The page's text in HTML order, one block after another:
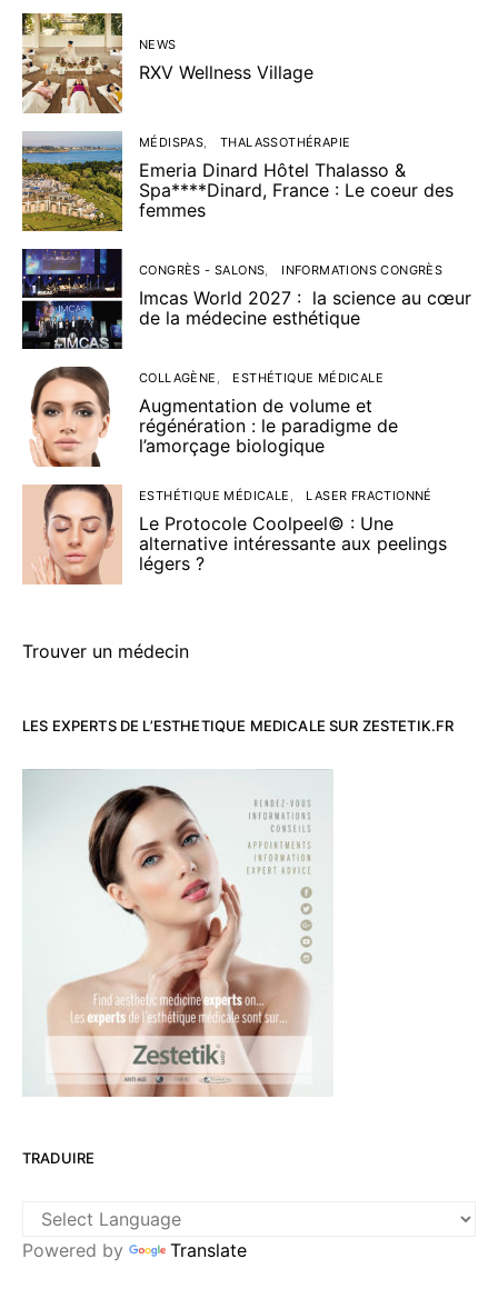
NEWS
RXV Wellness Village
MÉDISPAS THALASSOTHÉRAPIE
Emeria Dinard Hôtel Thalasso &
Spa****Dinard, France : Le coeur des
femmes
CONGRÈS - SALONS INFORMATIONS CONGRÈS
Imcas World 2027 : la science au cœur
de la médecine esthétique
COLLAGÈNE ESTHÉTIQUE MÉDICALE
Augmentation de volume et
régénération : le paradigme de
l’amorçage biologique
ESTHÉTIQUE MÉDICALE LASER FRACTIONNÉ
Le Protocole Coolpeel© : Une
alternative intéressante aux peelings
légers ?
Trouver un médecin
LES EXPERTS DE L’ESTHETIQUE MEDICALE SUR ZESTETIK.FR
TRADUIRE
Powered by Translate